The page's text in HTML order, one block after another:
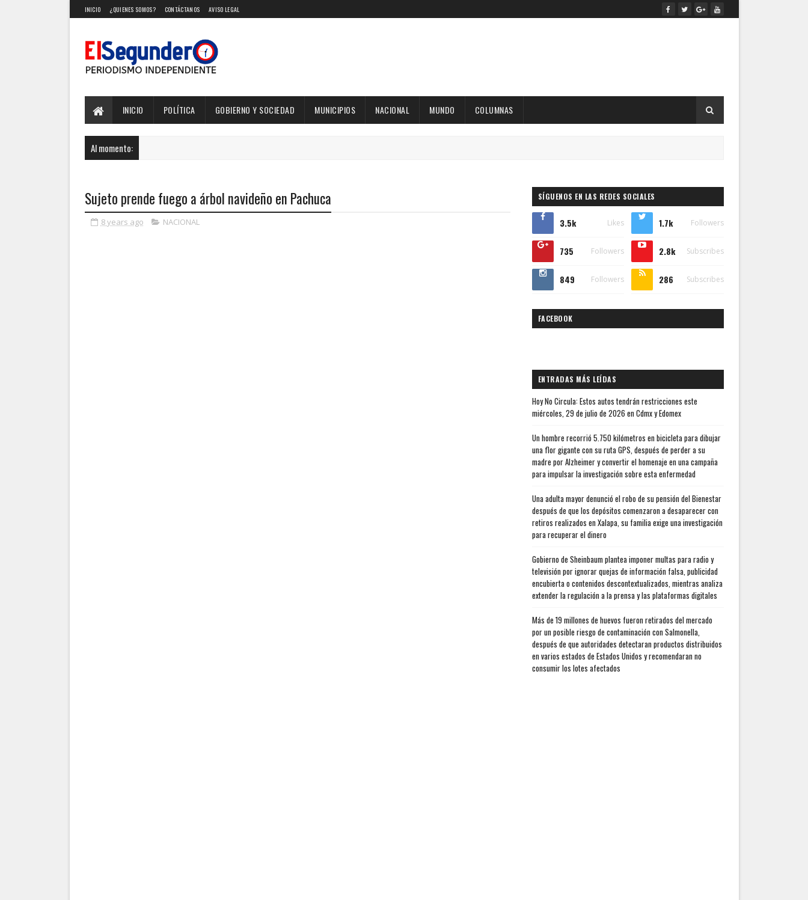
INICIO ¿QUIENES SOMOS? CONTÁCTANOS AVISO LEGAL
INICIO POLÍTICA GOBIERNO Y SOCIEDAD MUNICIPIOS NACIONAL MUNDO COLUMNAS
Al momento:
Sujeto prende fuego a árbol navideño en Pachuca
8 years ago NACIONAL
SÍGUENOS EN LAS REDES SOCIALES
3.5k Likes 1.7k Followers
735 Followers 2.8k Subscribes
849 Followers 286 Subscribes
FACEBOOK
ENTRADAS MÁS LEÍDAS
Hoy No Circula: Estos autos tendrán restricciones este
miércoles, 29 de julio de 2026 en Cdmx y Edomex
Un hombre recorrió 5.750 kilómetros en bicicleta para dibujar
una flor gigante con su ruta GPS, después de perder a su
madre por Alzheimer y convertir el homenaje en una campaña
para impulsar la investigación sobre esta enfermedad
Una adulta mayor denunció el robo de su pensión del Bienestar
después de que los depósitos comenzaron a desaparecer con
retiros realizados en Xalapa, su familia exige una investigación
para recuperar el dinero
Gobierno de Sheinbaum plantea imponer multas para radio y
televisión por ignorar quejas de información falsa, publicidad
encubierta o contenidos descontextualizados, mientras analiza
extender la regulación a la prensa y las plataformas digitales
Más de 19 millones de huevos fueron retirados del mercado
por un posible riesgo de contaminación con Salmonella,
después de que autoridades detectaran productos distribuidos
en varios estados de Estados Unidos y recomendaran no
consumir los lotes afectados